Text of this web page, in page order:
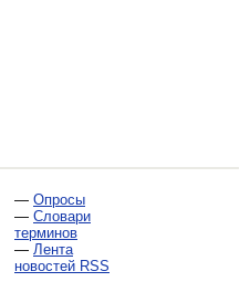
— Опросы
— Словари
терминов
— Лента
новостей RSS